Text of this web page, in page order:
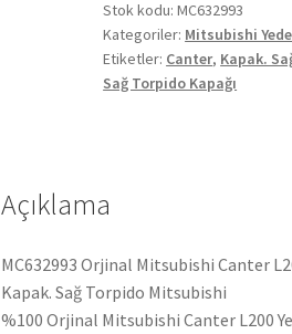
86/88
Sağ
Torpido
Kapağı
Stok kodu:MC632993
Kategoriler: Mitsubishi
Etiketler: Canter, Kapak.
Sağ Torpido Kapağı
Açıklama
MC632993 Orjinal Mitsubishi Canter
Kapak. Sağ Torpido Mitsubishi
%100 Orjinal Mitsubishi Canter L200